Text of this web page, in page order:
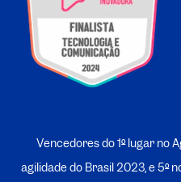
Vencedores do 1º lugar no
agilidade do Brasil 2023, e 5º